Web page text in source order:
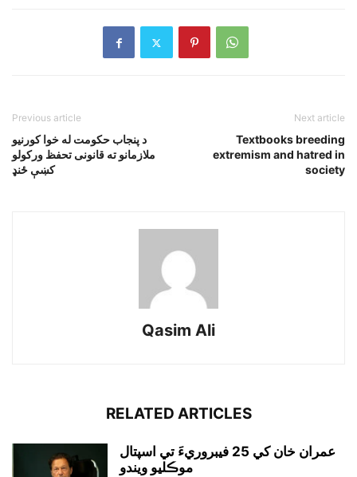
Previous article
د پنجاب حکومت له خوا کورنيو
ملازمانو ته قانونى تحفظ ورکولو
کښې ځنډ
Next article
Textbooks breeding
extremism and hatred in
society
Qasim Ali
RELATED ARTICLES
عمران خان کي 25 فيبروريءَ تي اسپتال
موڪليو ويندو